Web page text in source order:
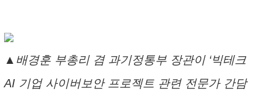
▲배경훈 부총리 겸 과기정통부 장관이 ‘빅테크
AI 기업 사이버보안 프로젝트 관련 전문가 간담